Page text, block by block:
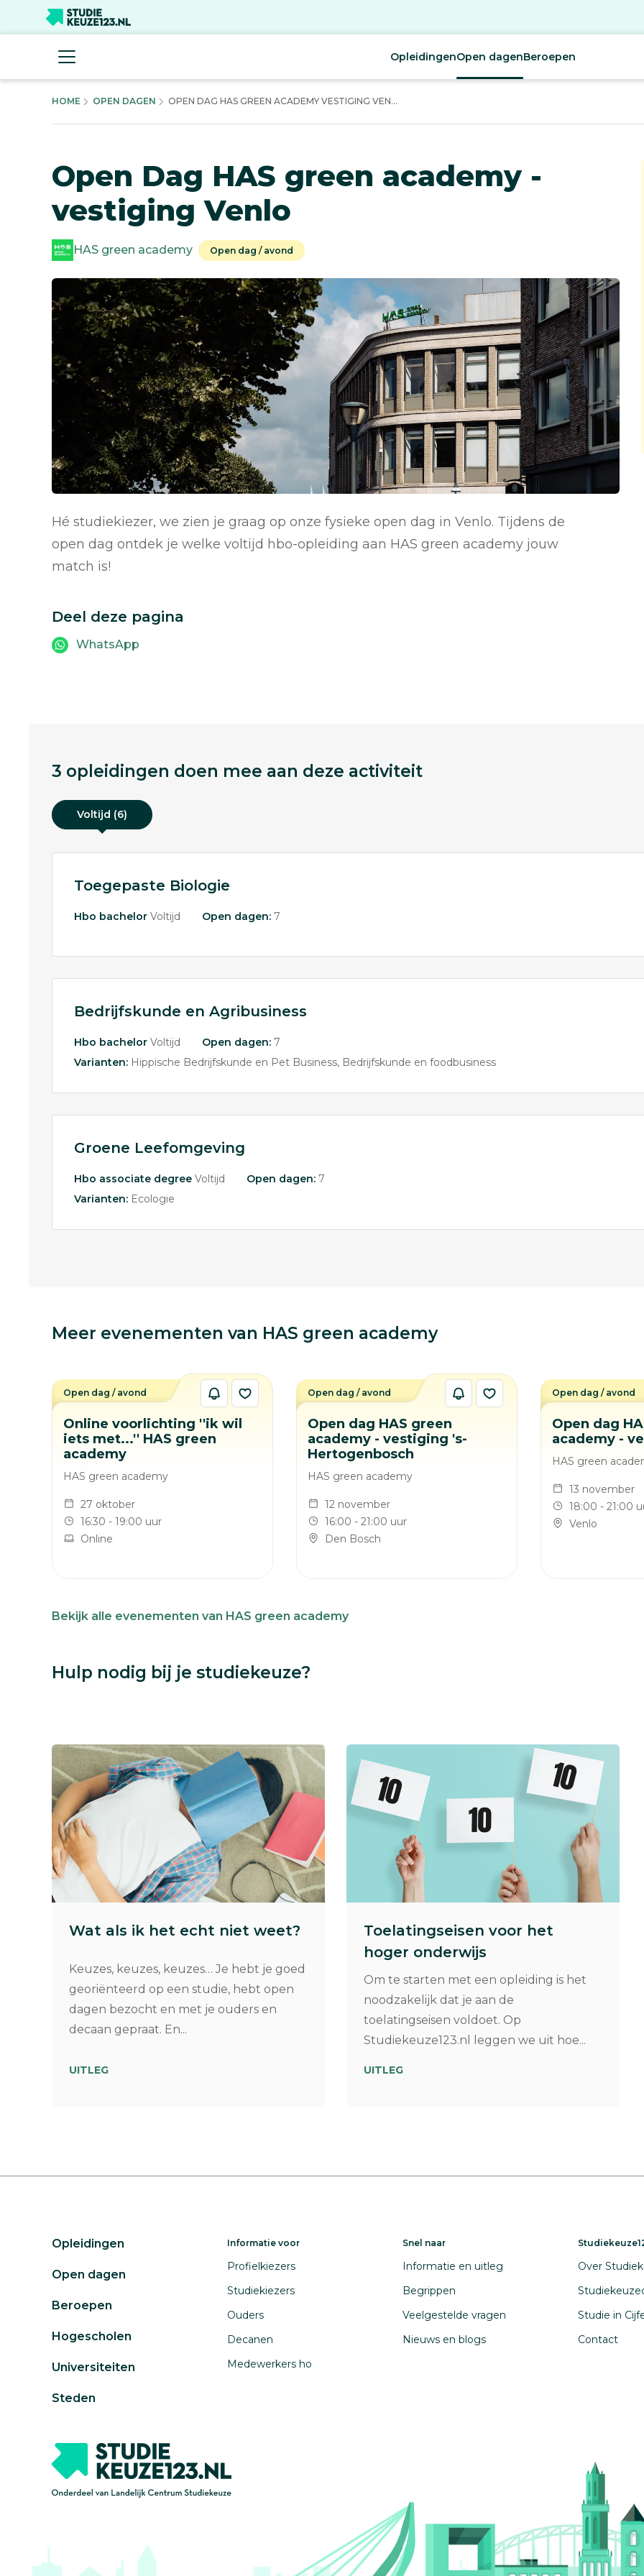
OpleidingenOpen dagenBeroepen
HOME OPEN DAGEN OPEN DAG HAS GREEN ACADEMY VESTIGING VEN...
Open Dag HAS green academy -
vestiging Venlo
HAS green academy Open dag / avond
Hé studiekiezer, we zien je graag op onze fysieke open dag in Venlo. Tijdens de
open dag ontdek je welke voltijd hbo-opleiding aan HAS green academy jouw
match is!
Deel deze pagina
WhatsApp
3 opleidingen doen mee aan deze activiteit
Voltijd (6)
Toegepaste Biologie
Hbo bachelor Voltijd Open dagen: 7
Bedrijfskunde en Agribusiness
Hbo bachelor Voltijd Open dagen: 7
Varianten: Hippische Bedrijfskunde en Pet Business Bedrijfskunde en foodbusiness
Groene Leefomgeving
Hbo associate degree Voltijd Open dagen: 7
Varianten: Ecologie
Meer evenementen van HAS green academy
Online voorlichting ''ik wil
iets met...'' HAS green
academy
HAS green academy
27 oktober
16:30 - 19:00 uur
Online
Open dag / avond
Open dag HAS green
academy - vestiging 's-
Hertogenbosch
HAS green academy
12 november
16:00 - 21:00 uur
Den Bosch
Open dag / avond
Open dag
academy -
HAS green
13 november
18:00 - 21:00
Venlo
Open dag / avond
Bekijk alle evenementen van HAS green academy
Hulp nodig bij je studiekeuze?
Wat als ik het echt niet weet?
Keuzes, keuzes, keuzes… Je hebt je goed
georiënteerd op een studie, hebt open
dagen bezocht en met je ouders en
decaan gepraat. En...
UITLEG
Toelatingseisen voor het
hoger onderwijs
Om te starten met een opleiding is het
noodzakelijk dat je aan de
toelatingseisen voldoet. Op
Studiekeuze123.nl leggen we uit hoe...
UITLEG
Opleidingen
Open dagen
Beroepen
Hogescholen
Universiteiten
Steden
Informatie voor
Profielkiezers
Studiekiezers
Ouders
Decanen
Medewerkers ho
Snel naar
Informatie en uitleg
Begrippen
Veelgestelde vragen
Nieuws en blogs
Over
Studie in
Contact